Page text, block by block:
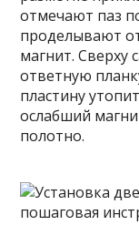
отмечают паз
проделывают
магнит. Сверху
ответную
пластину
ослабший
полотно.